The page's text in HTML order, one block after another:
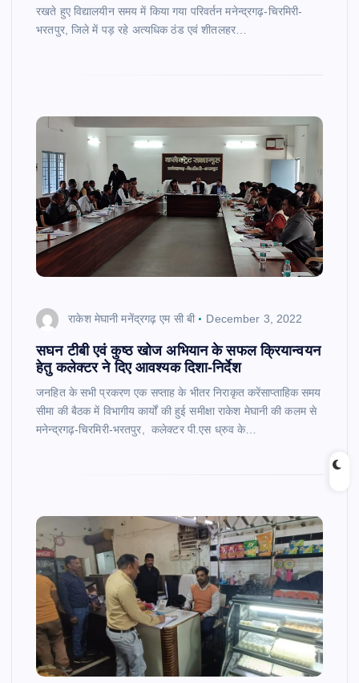
रखते हुए विद्यालयीन समय में किया गया परिवर्तन मनेन्द्रगढ़-चिरमिरी-
भरतपुर, जिले में पड़ रहे अत्यधिक ठंड एवं शीतलहर…
राकेश मेघानी मनेंद्रगढ़ एम सी बी December 3, 2022
सघन टीबी एवं कुष्ठ खोज अभियान के सफल क्रियान्वयन
हेतु कलेक्टर ने दिए आवश्यक दिशा-निर्देश
जनहित के सभी प्रकरण एक सप्ताह के भीतर निराकृत करेंसाप्ताहिक समय
सीमा की बैठक में विभागीय कार्यों की हुई समीक्षा राकेश मेघानी की कलम से
मनेन्द्रगढ़-चिरमिरी-भरतपुर, कलेक्टर पी.एस ध्रुव के…